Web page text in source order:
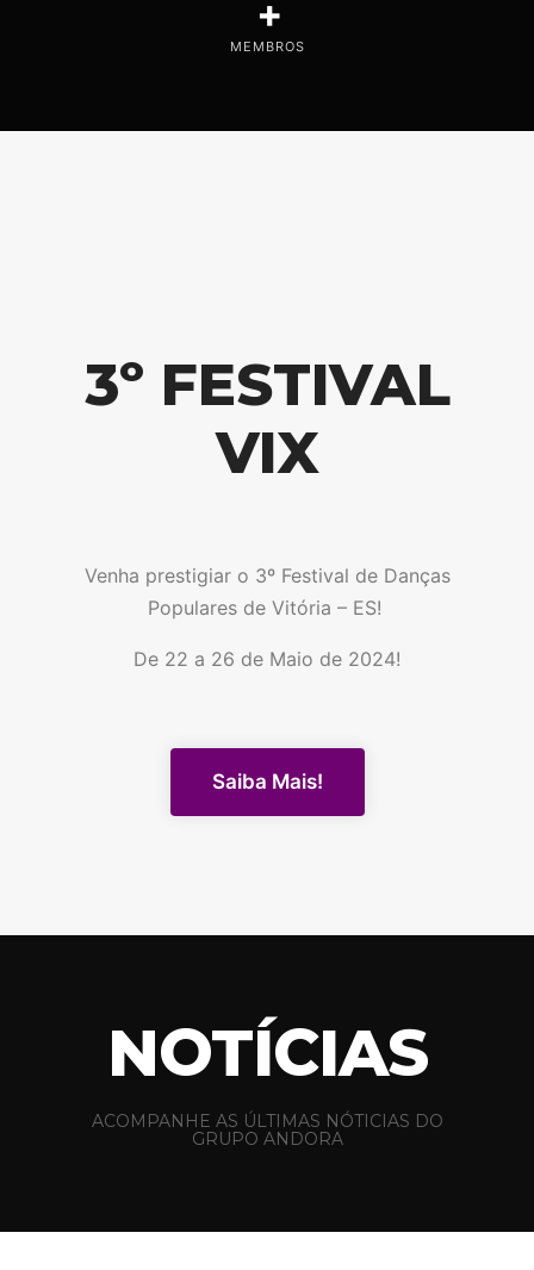
MEMBROS
+
3º FESTIVAL
VIX
Venha prestigiar o 3º Festival de Danças
Populares de Vitória – ES!
De 22 a 26 de Maio de 2024!
Saiba Mais!
NOTÍCIAS
ACOMPANHE AS ÚLTIMAS NÓTICIAS DO
GRUPO ANDORA